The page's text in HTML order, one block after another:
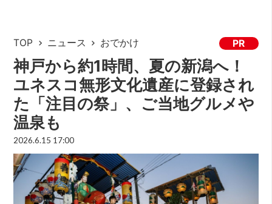
TOP ニュース おでかけ PR
神戸から約1時間、夏の新潟へ！
ユネスコ無形文化遺産に登録され
た「注目の祭」、ご当地グルメや
温泉も
2026.6.15 17:00